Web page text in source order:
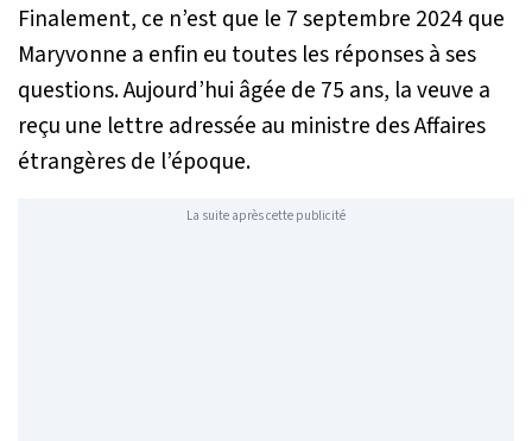
Finalement, ce n’est que le 7 septembre 2024 que
Maryvonne a enfin eu toutes les réponses à ses
questions. Aujourd’hui âgée de 75 ans, la veuve a
reçu une lettre adressée au ministre des Affaires
étrangères de l’époque.
La suite après cette publicité